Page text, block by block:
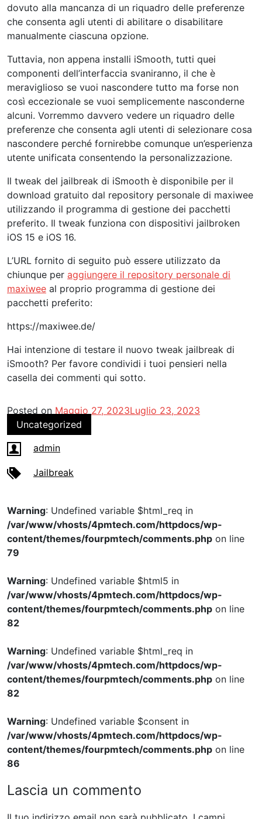
dovuto alla mancanza di un riquadro delle preferenze
che consenta agli utenti di abilitare o disabilitare
manualmente ciascuna opzione.
Tuttavia, non appena installi iSmooth, tutti quei
componenti dell’interfaccia svaniranno, il che è
meraviglioso se vuoi nascondere tutto ma forse non
così eccezionale se vuoi semplicemente nasconderne
alcuni. Vorremmo davvero vedere un riquadro delle
preferenze che consenta agli utenti di selezionare cosa
nascondere perché fornirebbe comunque un’esperienza
utente unificata consentendo la personalizzazione.
Il tweak del jailbreak di iSmooth è disponibile per il
download gratuito dal repository personale di maxiwee
utilizzando il programma di gestione dei pacchetti
preferito. Il tweak funziona con dispositivi jailbroken
iOS 15 e iOS 16.
L’URL fornito di seguito può essere utilizzato da
chiunque per aggiungere il repository personale di
maxiwee al proprio programma di gestione dei
pacchetti preferito:
https://maxiwee.de/
Hai intenzione di testare il nuovo tweak jailbreak di
iSmooth? Per favore condividi i tuoi pensieri nella
casella dei commenti qui sotto.
Posted on Maggio 27, 2023Luglio 23, 2023
Uncategorized
admin
Jailbreak
Warning: Undefined variable $html_req in
/var/www/vhosts/4pmtech.com/httpdocs/wp-
content/themes/fourpmtech/comments.php on line
79
Warning: Undefined variable $html5 in
/var/www/vhosts/4pmtech.com/httpdocs/wp-
content/themes/fourpmtech/comments.php on line
82
Warning: Undefined variable $html_req in
/var/www/vhosts/4pmtech.com/httpdocs/wp-
content/themes/fourpmtech/comments.php on line
82
Warning: Undefined variable $consent in
/var/www/vhosts/4pmtech.com/httpdocs/wp-
content/themes/fourpmtech/comments.php on line
86
Lascia un commento